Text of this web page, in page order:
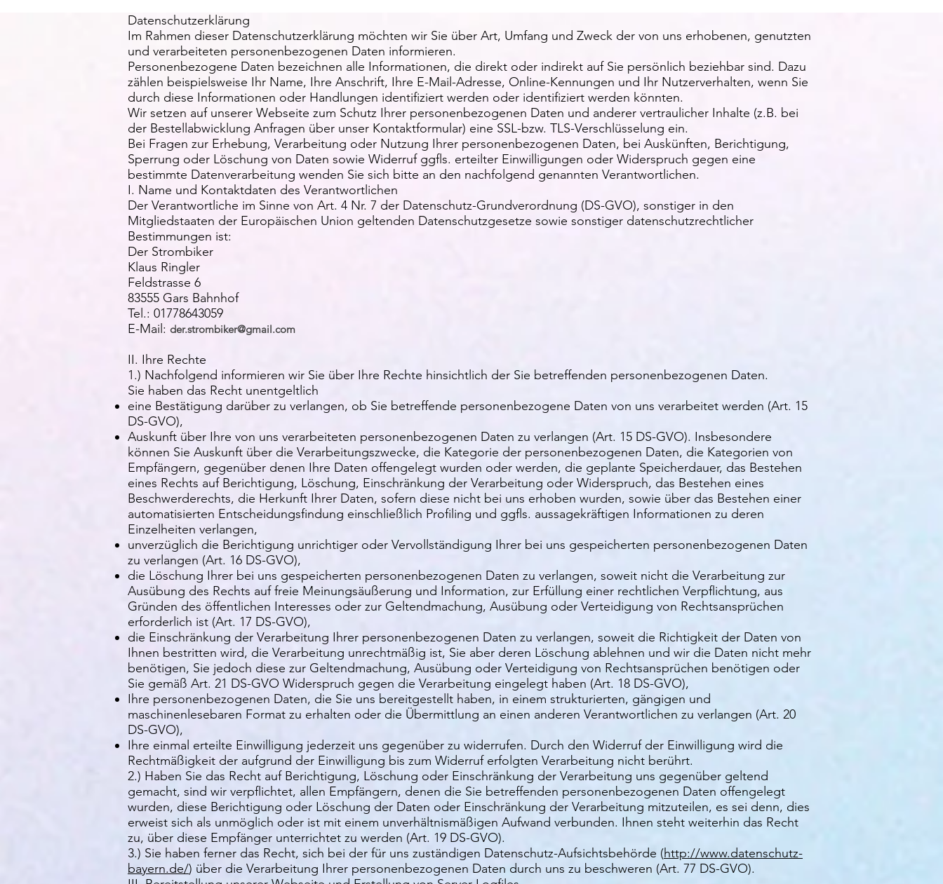
Datenschutzerklärung
Im Rahmen dieser Datenschutzerklärung möchten wir Sie über Art, Umfang und Zweck der von uns erhobenen, genutzten
und verarbeiteten personenbezogenen Daten informieren.
Personenbezogene Daten bezeichnen alle Informationen, die direkt oder indirekt auf Sie persönlich beziehbar sind. Dazu
zählen beispielsweise Ihr Name, Ihre Anschrift, Ihre E-Mail-Adresse, Online-Kennungen und Ihr Nutzerverhalten, wenn Sie
durch diese Informationen oder Handlungen identifiziert werden oder identifiziert werden könnten.
Wir setzen auf unserer Webseite zum Schutz Ihrer personenbezogenen Daten und anderer vertraulicher Inhalte (z.B. bei
der Bestellabwicklung Anfragen über unser Kontaktformular) eine SSL-bzw. TLS-Verschlüsselung ein.
Bei Fragen zur Erhebung, Verarbeitung oder Nutzung Ihrer personenbezogenen Daten, bei Auskünften, Berichtigung,
Sperrung oder Löschung von Daten sowie Widerruf ggfls. erteilter Einwilligungen oder Widerspruch gegen eine
bestimmte Datenverarbeitung wenden Sie sich bitte an den nachfolgend genannten Verantwortlichen.
I. Name und Kontaktdaten des Verantwortlichen
Der Verantwortliche im Sinne von Art. 4 Nr. 7 der Datenschutz-Grundverordnung (DS-GVO), sonstiger in den
Mitgliedstaaten der Europäischen Union geltenden Datenschutzgesetze sowie sonstiger datenschutzrechtlicher
Bestimmungen ist:
Der Strombiker
Klaus Ringler
Feldstrasse 6
83555 Gars Bahnhof
Tel.: 01778643059
E-Mail: der.strombiker@gmail.com
II. Ihre Rechte
1.) Nachfolgend informieren wir Sie über Ihre Rechte hinsichtlich der Sie betreffenden personenbezogenen Daten.
Sie haben das Recht unentgeltlich
eine Bestätigung darüber zu verlangen, ob Sie betreffende personenbezogene Daten von uns verarbeitet werden (Art. 15
DS-GVO),
Auskunft über Ihre von uns verarbeiteten personenbezogenen Daten zu verlangen (Art. 15 DS-GVO). Insbesondere
können Sie Auskunft über die Verarbeitungszwecke, die Kategorie der personenbezogenen Daten, die Kategorien von
Empfängern, gegenüber denen Ihre Daten offengelegt wurden oder werden, die geplante Speicherdauer, das Bestehen
eines Rechts auf Berichtigung, Löschung, Einschränkung der Verarbeitung oder Widerspruch, das Bestehen eines
Beschwerderechts, die Herkunft Ihrer Daten, sofern diese nicht bei uns erhoben wurden, sowie über das Bestehen einer
automatisierten Entscheidungsfindung einschließlich Profiling und ggfls. aussagekräftigen Informationen zu deren
Einzelheiten verlangen,
unverzüglich die Berichtigung unrichtiger oder Vervollständigung Ihrer bei uns gespeicherten personenbezogenen Daten
zu verlangen (Art. 16 DS-GVO),
die Löschung Ihrer bei uns gespeicherten personenbezogenen Daten zu verlangen, soweit nicht die Verarbeitung zur
Ausübung des Rechts auf freie Meinungsäußerung und Information, zur Erfüllung einer rechtlichen Verpflichtung, aus
Gründen des öffentlichen Interesses oder zur Geltendmachung, Ausübung oder Verteidigung von Rechtsansprüchen
erforderlich ist (Art. 17 DS-GVO),
die Einschränkung der Verarbeitung Ihrer personenbezogenen Daten zu verlangen, soweit die Richtigkeit der Daten von
Ihnen bestritten wird, die Verarbeitung unrechtmäßig ist, Sie aber deren Löschung ablehnen und wir die Daten nicht mehr
benötigen, Sie jedoch diese zur Geltendmachung, Ausübung oder Verteidigung von Rechtsansprüchen benötigen oder
Sie gemäß Art. 21 DS-GVO Widerspruch gegen die Verarbeitung eingelegt haben (Art. 18 DS-GVO),
Ihre personenbezogenen Daten, die Sie uns bereitgestellt haben, in einem strukturierten, gängigen und
maschinenlesebaren Format zu erhalten oder die Übermittlung an einen anderen Verantwortlichen zu verlangen (Art. 20
DS-GVO),
Ihre einmal erteilte Einwilligung jederzeit uns gegenüber zu widerrufen. Durch den Widerruf der Einwilligung wird die
Rechtmäßigkeit der aufgrund der Einwilligung bis zum Widerruf erfolgten Verarbeitung nicht berührt.
2.) Haben Sie das Recht auf Berichtigung, Löschung oder Einschränkung der Verarbeitung uns gegenüber geltend
gemacht, sind wir verpflichtet, allen Empfängern, denen die Sie betreffenden personenbezogenen Daten offengelegt
wurden, diese Berichtigung oder Löschung der Daten oder Einschränkung der Verarbeitung mitzuteilen, es sei denn, dies
erweist sich als unmöglich oder ist mit einem unverhältnismäßigen Aufwand verbunden. Ihnen steht weiterhin das Recht
zu, über diese Empfänger unterrichtet zu werden (Art. 19 DS-GVO).
3.) Sie haben ferner das Recht, sich bei der für uns zuständigen Datenschutz-Aufsichtsbehörde (http://www.datenschutz-
bayern.de/) über die Verarbeitung Ihrer personenbezogenen Daten durch uns zu beschweren (Art. 77 DS-GVO).